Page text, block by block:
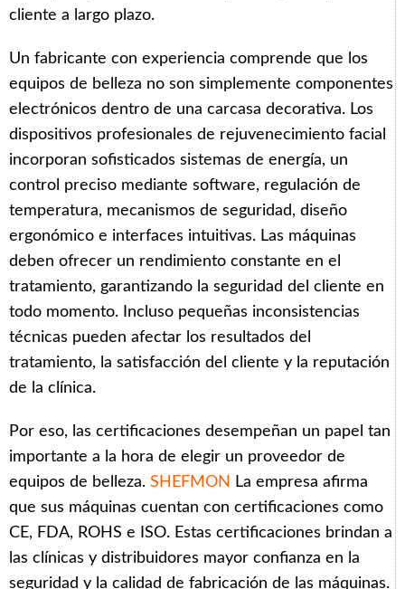
cliente a largo plazo.
Un fabricante con experiencia comprende que los
equipos de belleza no son simplemente componentes
electrónicos dentro de una carcasa decorativa. Los
dispositivos profesionales de rejuvenecimiento facial
incorporan sofisticados sistemas de energía, un
control preciso mediante software, regulación de
temperatura, mecanismos de seguridad, diseño
ergonómico e interfaces intuitivas. Las máquinas
deben ofrecer un rendimiento constante en el
tratamiento, garantizando la seguridad del cliente en
todo momento. Incluso pequeñas inconsistencias
técnicas pueden afectar los resultados del
tratamiento, la satisfacción del cliente y la reputación
de la clínica.
Por eso, las certificaciones desempeñan un papel tan
importante a la hora de elegir un proveedor de
equipos de belleza. SHEFMON
La empresa afirma
que sus máquinas cuentan con certificaciones como
CE, FDA, ROHS e ISO. Estas certificaciones brindan a
las clínicas y distribuidores mayor confianza en la
seguridad y la calidad de fabricación de las máquinas.